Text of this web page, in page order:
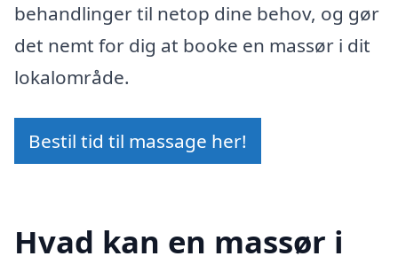
behandlinger til netop dine behov, og gør
det nemt for dig at booke en massør i dit
lokalområde.
Bestil tid til massage her!
Hvad kan en massør i